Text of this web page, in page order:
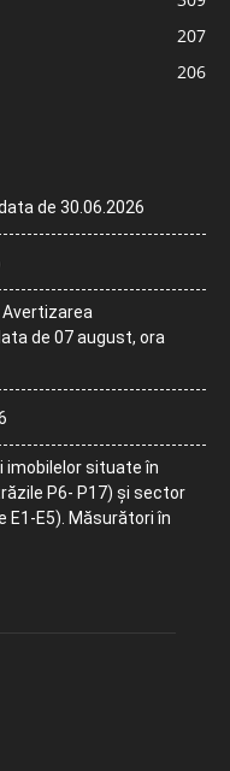
207
206
de 30.06.2026
Avertizarea
de 07 august, ora
imobilelor situate în
P6- P17) și sector
E1-E5). Măsurători în